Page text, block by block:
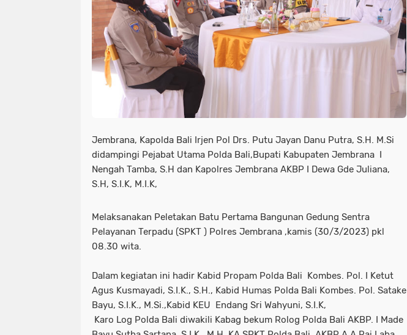
Jembrana, Kapolda Bali Irjen Pol Drs. Putu Jayan Danu Putra, S.H. M.Si
didampingi Pejabat Utama Polda Bali,Bupati Kabupaten Jembrana I
Nengah Tamba, S.H dan Kapolres Jembrana AKBP I Dewa Gde Juliana,
S.H, S.I.K, M.I.K,
Melaksanakan Peletakan Batu Pertama Bangunan Gedung Sentra
Pelayanan Terpadu (SPKT ) Polres Jembrana ,kamis (30/3/2023) pkl
08.30 wita.
Dalam kegiatan ini hadir Kabid Propam Polda Bali Kombes. Pol. I Ketut
Agus Kusmayadi, S.I.K., S.H., Kabid Humas Polda Bali Kombes. Pol. Satake
Bayu, S.I.K., M.Si.,Kabid KEU Endang Sri Wahyuni, S.I.K,
Karo Log Polda Bali diwakili Kabag bekum Rolog Polda Bali AKBP. I Made